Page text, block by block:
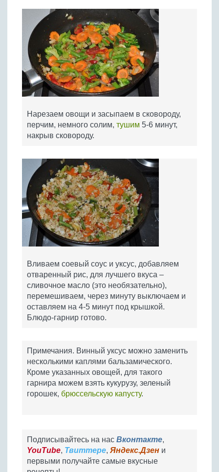
Нарезаем овощи и засыпаем в сковороду,
перчим, немного солим, тушим 5-6 минут,
накрыв сковороду.
Вливаем соевый соус и уксус, добавляем
отваренный рис, для лучшего вкуса –
сливочное масло (это необязательно),
перемешиваем, через минуту выключаем и
оставляем на 4-5 минут под крышкой.
Блюдо-гарнир готово.
Примечания. Винный уксус можно заменить
несколькими каплями бальзамического.
Кроме указанных овощей, для такого
гарнира можем взять кукурузу, зеленый
горошек, брюссельскую капусту.
Подписывайтесь на нас Вконтакте,
YouTube, Твиттере, Яндекс.Дзен и
первыми получайте самые вкусные